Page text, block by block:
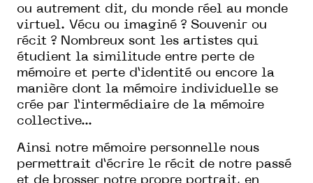
ou autrement dit, du monde réel au monde
virtuel. Vécu ou imaginé ? Souvenir ou
récit ? Nombreux sont les artistes qui
étudient la similitude entre perte de
mémoire et perte d’identité ou encore la
manière dont la mémoire individuelle se
crée par l’intermédiaire de la mémoire
collective...
Ainsi notre mémoire personnelle nous
permettrait d’écrire le récit de notre passé
et de brosser notre propre portrait, en